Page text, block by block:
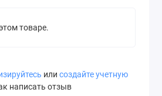
товаре.
или создайте учетную
написать отзыв